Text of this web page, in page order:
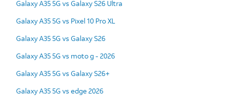
Galaxy A35 5G vs Galaxy S26 Ultra
Galaxy A35 5G vs Pixel 10 Pro XL
Galaxy A35 5G vs Galaxy S26
Galaxy A35 5G vs moto g - 2026
Galaxy A35 5G vs Galaxy S26+
Galaxy A35 5G vs edge 2026